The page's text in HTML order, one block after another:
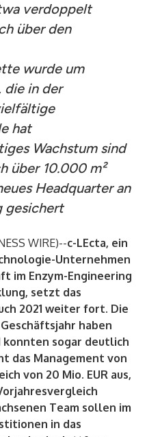
verdoppelt
über den
wurde um
die in der
hat
Wachstum sind
über 10.000 m²
Headquarter an
gesichert
WIRE)--c-LEcta, ein
Unternehmen
im Enzym-Engineering
setzt das
2021 weiter fort. Die
haben
sogar deutlich
das Management von
von 20 Mio. EUR aus,
Team sollen im
in das